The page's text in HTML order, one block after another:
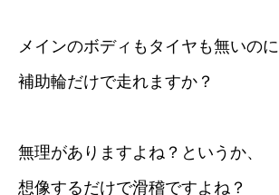
メインのボディもタイヤも無いのに
補助輪だけで走れますか？
無理がありますよね？というか、
想像するだけで滑稽ですよね？